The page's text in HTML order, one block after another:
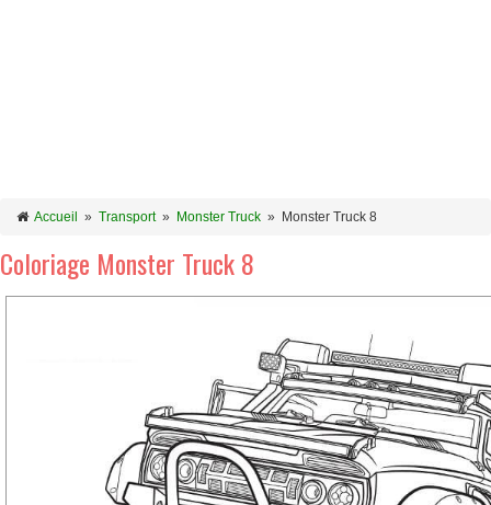
Accueil » Transport» Monster Truck » Monster Truck 8
Coloriage Monster Truck 8